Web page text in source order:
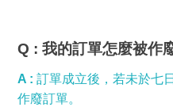
Q : 我的訂單怎麼被作
A : 訂單成立後，若未於七
作廢訂單。